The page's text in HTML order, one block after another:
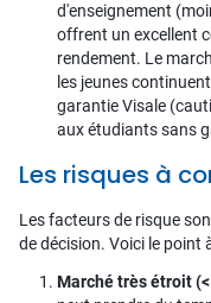
d'enseignement
offrent un excellent
rendement. Le
les jeunes
garantie Visale
aux étudiants sans
Les risques à
Les facteurs de risque
de décision. Voici le point
Marché très étroit